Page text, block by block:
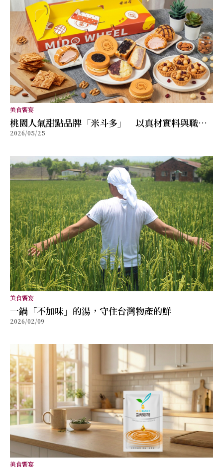
美食饗宴
桃園人氣甜點品牌「米斗多」 以真材實料與職人
精神打造值得分享的幸福味道
2026/05/25
美食饗宴
⼀鍋「不加味」的湯，守住台灣物產的鮮
2026/02/09
美食饗宴